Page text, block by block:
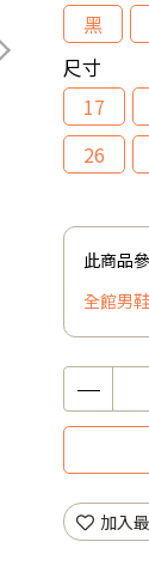
黑
尺寸
17
26
此商品
全館男
加入